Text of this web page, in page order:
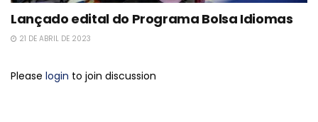
Lançado edital do Programa Bolsa Idiomas
21 DE ABRIL DE 2023
Please login to join discussion